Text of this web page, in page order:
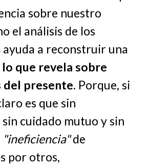
sobre nuestro
el análisis de los
ayuda a reconstruir una
lo que revela sobre
del presente. Porque, si
es que sin
cuidado mutuo y sin
"ineficiencia"de
por otros,